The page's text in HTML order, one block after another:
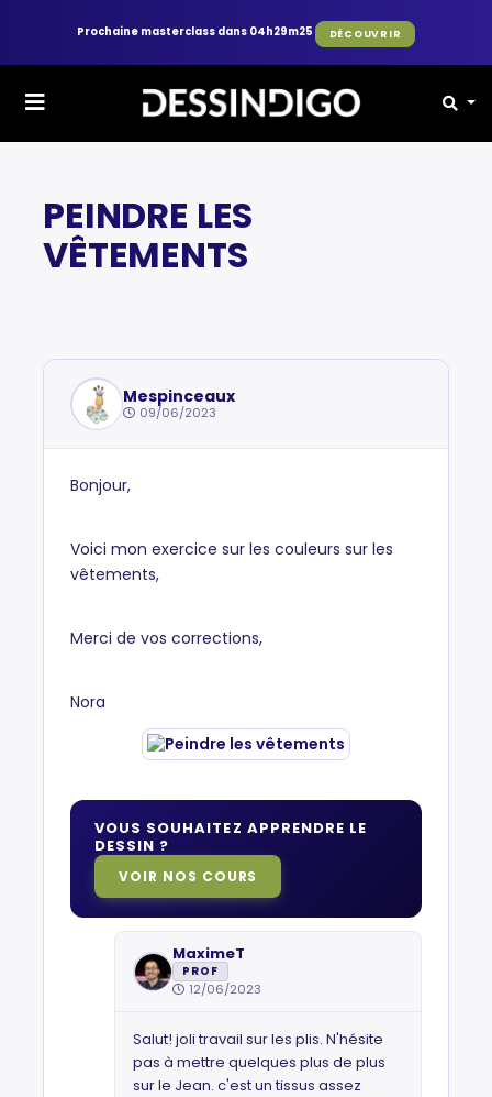
Prochaine masterclass dans 04h29m25 DÉCOUVRIR
PEINDRE LES
VÊTEMENTS
Mespinceaux
09/06/2023
Bonjour,
Voici mon exercice sur les couleurs sur les
vêtements,
Merci de vos corrections,
Nora
VOUS SOUHAITEZ APPRENDRE LE
DESSIN ?
VOIR NOS COURS
MaximeT
PROF
12/06/2023
Salut! joli travail sur les plis. N'hésite
pas à mettre quelques plus de plus
sur le Jean. c'est un tissus assez